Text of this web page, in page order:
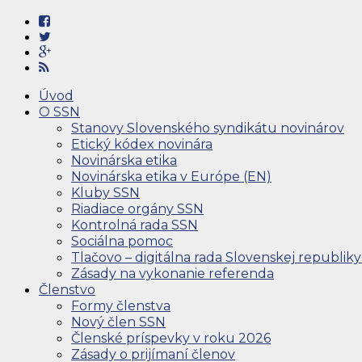
Úvod
O SSN
Stanovy Slovenského syndikátu novinárov
Etický kódex novinára
Novinárska etika
Novinárska etika v Európe (EN)
Kluby SSN
Riadiace orgány SSN
Kontrolná rada SSN
Sociálna pomoc
Tlačovo – digitálna rada Slovenskej republiky
Zásady na vykonanie referenda
Členstvo
Formy členstva
Nový člen SSN
Členské príspevky v roku 2026
Zásady o prijímaní členov